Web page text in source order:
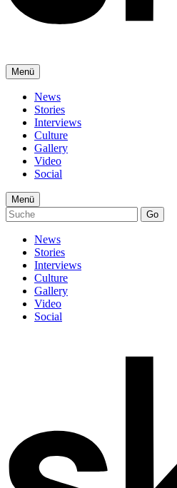
Menü
News
Stories
Interviews
Culture
Gallery
Video
Social
Menü
Go
News
Stories
Interviews
Culture
Gallery
Video
Social